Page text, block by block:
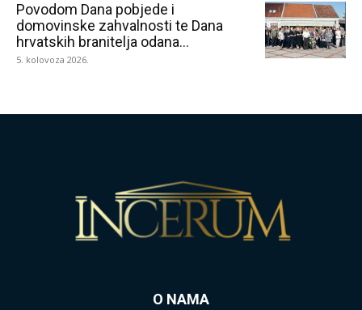
Povodom Dana pobjede i
domovinske zahvalnosti te Dana
hrvatskih branitelja odana...
5. kolovoza 2026.
O NAMA